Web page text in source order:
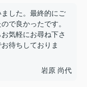
した。最終的にご
で良かったです。
気軽にお尋ね下さ
待ちしておりま
岩原 尚代